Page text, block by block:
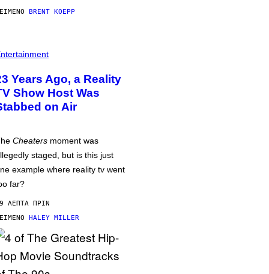
BRENT KOEPP
Years Ago, a Reality
Show Host Was
on Air
Cheaters moment was
staged, but is this just
example where reality tv went
far?
ΛΕΠΤΆ ΠΡΙΝ
HALEY MILLER